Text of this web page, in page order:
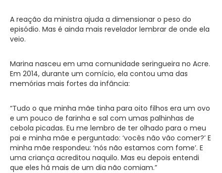
A reação da ministra ajuda a dimensionar o peso do
episódio. Mas é ainda mais revelador lembrar de onde ela
veio.
Marina nasceu em uma comunidade seringueira no Acre.
Em 2014, durante um comício, ela contou uma das
memórias mais fortes da infância:
“Tudo o que minha mãe tinha para oito filhos era um ovo
e um pouco de farinha e sal com umas palhinhas de
cebola picadas. Eu me lembro de ter olhado para o meu
pai e minha mãe e perguntado: ‘vocês não vão comer?’ E
minha mãe respondeu: ‘nós não estamos com fome’. E
uma criança acreditou naquilo. Mas eu depois entendi
que eles há mais de um dia não comiam.”